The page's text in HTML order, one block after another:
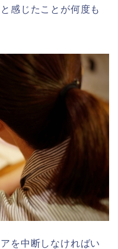
感じたことが何度も
を中断しなければい